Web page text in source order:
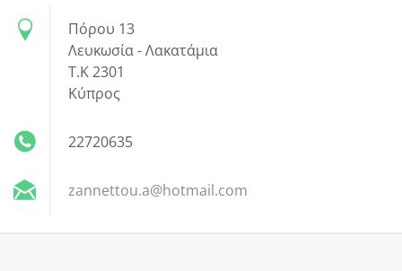
Πόρου 13
Λευκωσία - Λακατάμια
Τ.Κ 2301
Κύπρος
22720635
zannettou.a@hotmail.com